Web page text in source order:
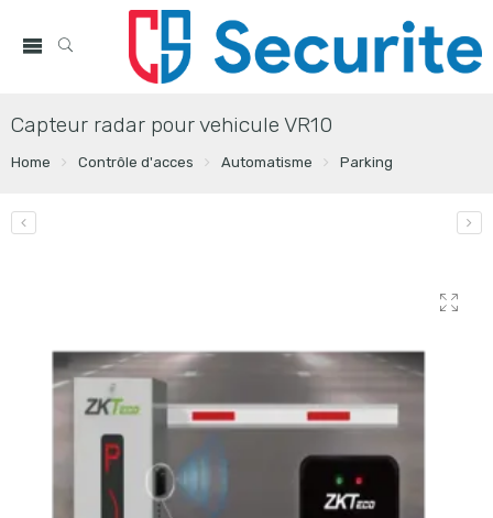
Capteur radar pour vehicule VR10
Home Contrôle d'acces Automatisme Parking